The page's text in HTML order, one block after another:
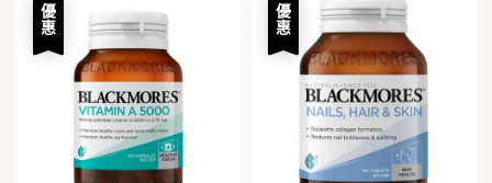
優惠 優惠